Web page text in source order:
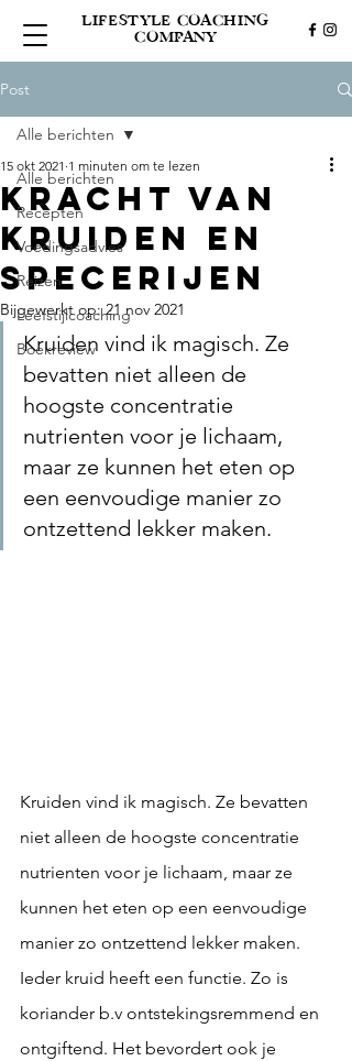
LIFESTYLE COACHING
COMPANY
Post
Alle berichten
Recepten
Voedingsadvies
Reizen
Leefstijlcoaching
Boekreview
Alle berichten
Kracht van
kruiden en
specerijen
15 okt 2021 1 minuten om te lezen
Bijgewerkt op:21 nov 2021
Kruiden vind ik magisch. Ze
bevatten niet alleen de
hoogste concentratie
nutrienten voor je lichaam,
maar ze kunnen het eten op
een eenvoudige manier zo
ontzettend lekker maken.
Kruiden vind ik magisch. Ze bevatten
niet alleen de hoogste concentratie
nutrienten voor je lichaam, maar ze
kunnen het eten op een eenvoudige
manier zo ontzettend lekker maken.
Ieder kruid heeft een functie. Zo is
koriander b.v ontstekingsremmend en
ontgiftend. Het bevordert ook je